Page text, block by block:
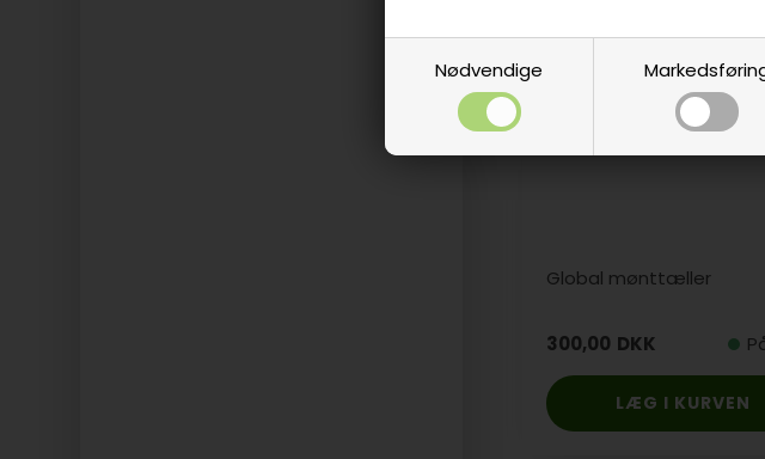
Nødvendige
Global mønttæller
300,00 DKK